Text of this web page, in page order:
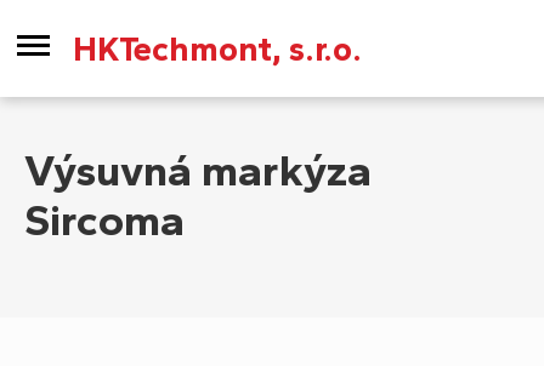
HKTechmont, s.r.o.
Výsuvná markýza
Sircoma